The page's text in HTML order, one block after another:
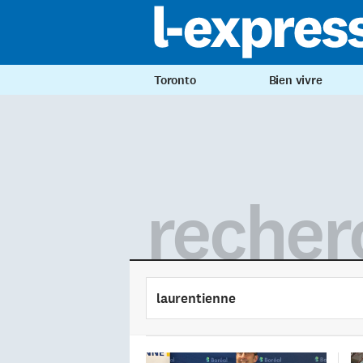
Toronto Bien vivre